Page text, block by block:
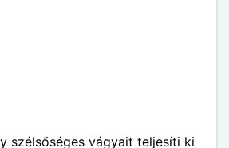
szélsőséges vágyait teljesíti ki